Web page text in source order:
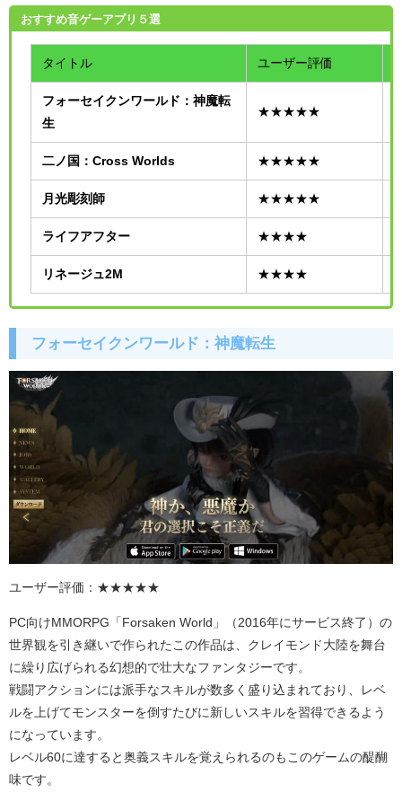
おすすめ音ゲーアプリ５選
タイトル ユーザー評価
フォーセイクンワールド：神魔転
生
★★★★★
二ノ国： Cross Worlds ★★★★★
月光彫刻師 ★★★★★
ライフアフター ★★★★
リネージュ2M ★★★★
フォーセイクンワールド：神魔転生
ユーザー評価：★★★★★
PC向けMMORPG 「 Forsaken World 」（ 2016年にサービス終了）の
世界観を引き継いで作られたこの作品は、クレイモンド大陸を舞台
に繰り広げられる幻想的で壮大なファンタジーです。
戦闘アクションには派手なスキルが数多く盛り込まれており、レベ
ルを上げてモンスターを倒すたびに新しいスキルを習得できるよう
になっています。
レベル60に達すると奥義スキルを覚えられるのもこのゲームの醍醐
味です。